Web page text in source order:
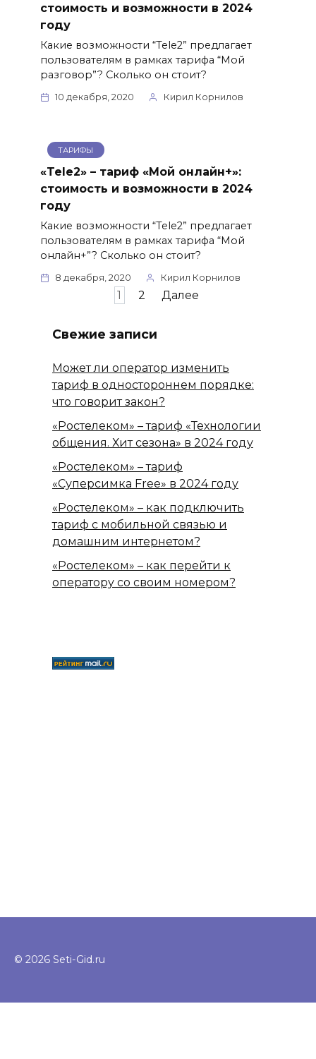
стоимость и возможности в 2024
году
Какие возможности “Tele2” предлагает
пользователям в рамках тарифа “Мой
разговор”? Сколько он стоит?
10 декабря, 2020 Кирил Корнилов
ТАРИФЫ
«Tele2» – тариф «Мой онлайн+»:
стоимость и возможности в 2024
году
Какие возможности “Tele2” предлагает
пользователям в рамках тарифа “Мой
онлайн+”? Сколько он стоит?
8 декабря, 2020 Кирил Корнилов
1 2 Далее
Свежие записи
Может ли оператор изменить
тариф в одностороннем порядке:
что говорит закон?
«Ростелеком» – тариф «Технологии
общения. Хит сезона» в 2024 году
«Ростелеком» – тариф
«Суперсимка Free» в 2024 году
«Ростелеком» – как подключить
тариф с мобильной связью и
домашним интернетом?
«Ростелеком» – как перейти к
оператору со своим номером?
© 2026 Seti-Gid.ru